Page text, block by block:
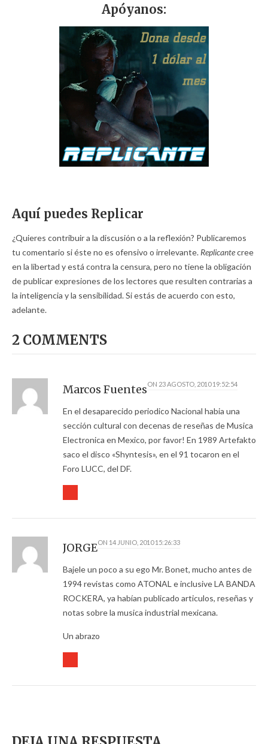
Apóyanos:
Aquí puedes Replicar
¿Quieres contribuir a la discusión o a la reflexión? Publicaremos
tu comentario si éste no es ofensivo o irrelevante. Replicantecree
en la libertad y está contra la censura, pero no tiene la obligación
de publicar expresiones de los lectores que resulten contrarias a
la inteligencia y la sensibilidad. Si estás de acuerdo con esto,
adelante.
2 COMMENTS
Marcos FuentesON 23 AGOSTO, 2010 19:52:54
En el desaparecido periodico Nacional habia una
sección cultural con decenas de reseñas de Musica
Electronica en Mexico, por favor! En 1989 Artefakto
saco el disco «Shyntesis», en el 91 tocaron en el
Foro LUCC, del DF.
JORGEON 14 JUNIO, 2010 15:26:33
Bajele un poco a su ego Mr. Bonet, mucho antes de
1994 revistas como ATONAL e inclusive LA BANDA
ROCKERA, ya habían publicado articulos, reseñas y
notas sobre la musica industrial mexicana.
Un abrazo